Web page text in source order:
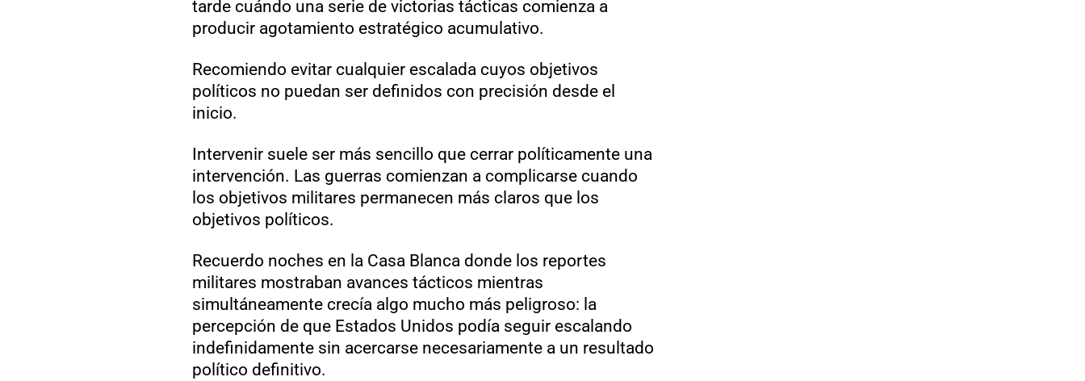
tarde cuándo una serie de victorias tácticas comienza a
producir agotamiento estratégico acumulativo.
Recomiendo evitar cualquier escalada cuyos objetivos
políticos no puedan ser definidos con precisión desde el
inicio.
Intervenir suele ser más sencillo que cerrar políticamente una
intervención. Las guerras comienzan a complicarse cuando
los objetivos militares permanecen más claros que los
objetivos políticos.
Recuerdo noches en la Casa Blanca donde los reportes
militares mostraban avances tácticos mientras
simultáneamente crecía algo mucho más peligroso: la
percepción de que Estados Unidos podía seguir escalando
indefinidamente sin acercarse necesariamente a un resultado
político definitivo.